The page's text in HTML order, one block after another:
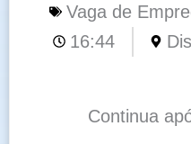
Vaga de
16:44
Continua